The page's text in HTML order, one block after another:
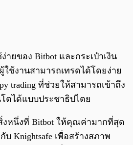
ยของ Bitbot และกระเป๋าเงิน
ช้งานสามารถเทรดได้โดยง่าย
trading ที่ช่วยให้สามารถเข้าถึง
ตได้แบบประชาธิปไตย
งหนึ่งที่ Bitbot ให้คุณค่ามากที่สุด
Knightsafe เพื่อสร้างสภาพ